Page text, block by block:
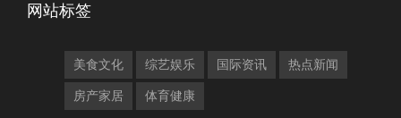
网站标签
美食文化 综艺娱乐 国际资讯 热点新闻
房产家居 体育健康